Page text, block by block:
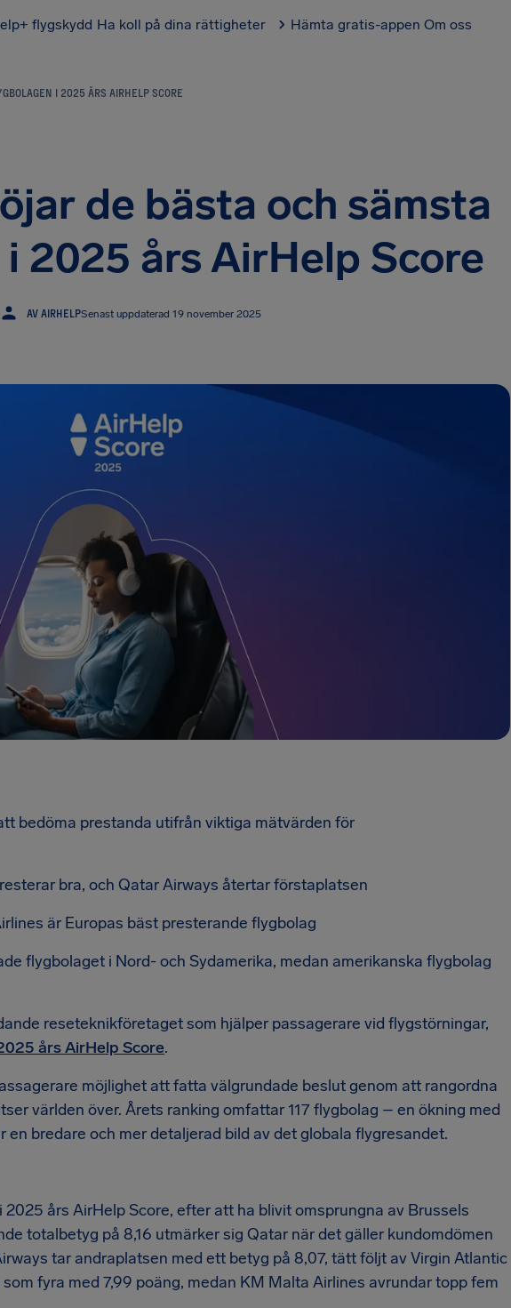
flygskydd Ha koll på dina rättigheter Hämta gratis-appen Om oss
I 2025 ÅRS AIRHELP SCORE
de bästa och sämsta
2025 års AirHelp Score
AV AIRHELPSenast uppdaterad 19 november 2025
bedöma prestanda utifrån viktiga mätvärden för
bra, och Qatar Airways återtar förstaplatsen
är Europas bäst presterande flygbolag
flygbolaget i Nord- och Sydamerika, medan amerikanska flygbolag
reseteknikföretaget som hjälper passagerare vid flygstörningar,
års AirHelp Score.
möjlighet att fatta välgrundade beslut genom att rangordna
världen över. Årets ranking omfattar 117 flygbolag – en ökning med
bredare och mer detaljerad bild av det globala flygresandet.
års AirHelp Score, efter att ha blivit omsprungna av Brussels
totalbetyg på 8,16 utmärker sig Qatar när det gäller kundomdömen
tar andraplatsen med ett betyg på 8,07, tätt följt av Virgin Atlantic
fyra med 7,99 poäng, medan KM Malta Airlines avrundar topp fem